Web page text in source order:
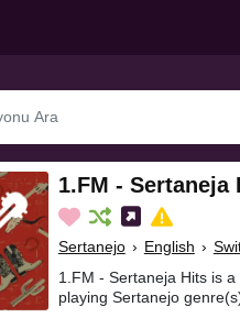
1.FM -
Sertanejo › English ›
1.FM - Sertaneja Hits is
playing Sertanejo